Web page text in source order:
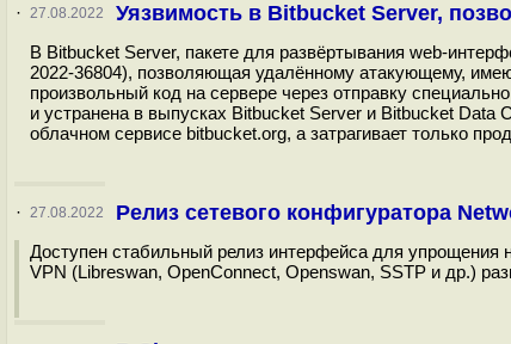
· 27.08.2022 Уязвимость в Bitbucket Server,
В Bitbucket Server, пакете для развёртывания web-
2022-36804), позволяющая удалённому атакующему,
произвольный код на сервере через отправку
и устранена в выпусках Bitbucket Server и Bitbucket Data
облачном сервисе bitbucket.org, а затрагивает только
· 27.08.2022 Релиз сетевого конфигуратора
Доступен стабильный релиз интерфейса для упрощения
VPN (Libreswan, OpenConnect, Openswan, SSTP и др.)